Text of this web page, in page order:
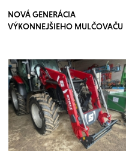
NOVÁ GENERÁCIA
VÝKONNEJŠIEHO MULČOVAČU